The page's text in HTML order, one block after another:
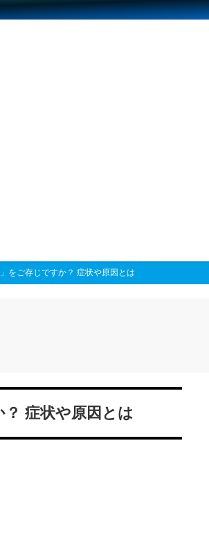
をご存じですか？ 症状や原因とは
症状や原因とは